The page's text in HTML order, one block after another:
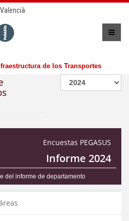
Valencià
de los Transportes
Encuestas PEGASUS
Informe 2024
del informe de departamento